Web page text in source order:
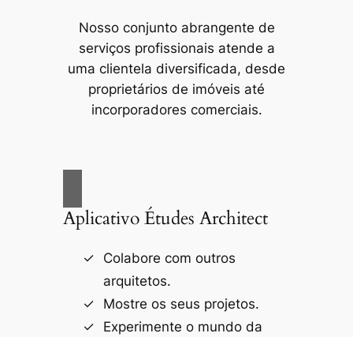
Nosso conjunto abrangente de
serviços profissionais atende a
uma clientela diversificada, desde
proprietários de imóveis até
incorporadores comerciais.
Aplicativo Études Architect
Colabore com outros
arquitetos.
Mostre os seus projetos.
Experimente o mundo da